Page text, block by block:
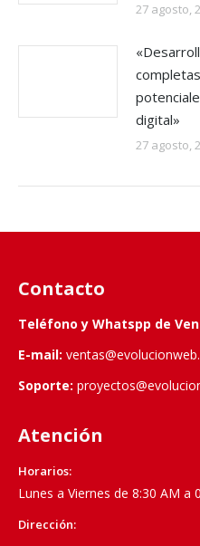
27 agosto,
digital»
27 agosto,
Contacto
Teléfono y Whatspp de
E-mail:
Soporte:
Atención
Horarios:
Lunes a Viernes de 8:30 AM a
Dirección: